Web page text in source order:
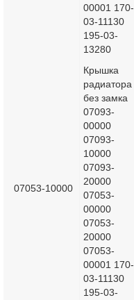
00001 170-
03-11130
195-03-
13280
07053-10000
Крышка
радиатора
без замка
07093-
00000
07093-
10000
07093-
20000
07053-
00000
07053-
20000
07053-
00001 170-
03-11130
195-03-